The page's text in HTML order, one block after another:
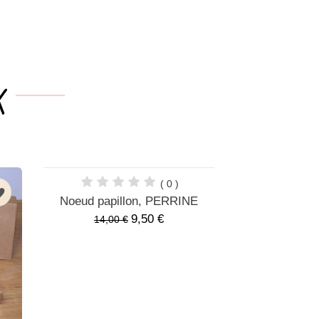
n
( 0 )
Noeud papillon, PERRINE
14,00 € 9,50 €